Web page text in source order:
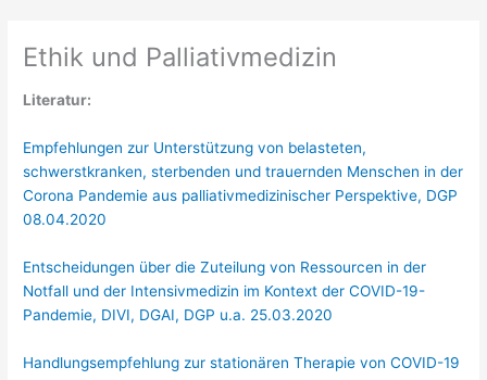
Ethik und Palliativmedizin
Literatur:
Empfehlungen zur Unterstützung von belasteten,
schwerstkranken, sterbenden und trauernden Menschen in der
Corona Pandemie aus palliativmedizinischer Perspektive, DGP
08.04.2020
Entscheidungen über die Zuteilung von Ressourcen in der
Notfall und der Intensivmedizin im Kontext der COVID-19-
Pandemie, DIVI, DGAI, DGP u.a. 25.03.2020
Handlungsempfehlung zur stationären Therapie von COVID-19